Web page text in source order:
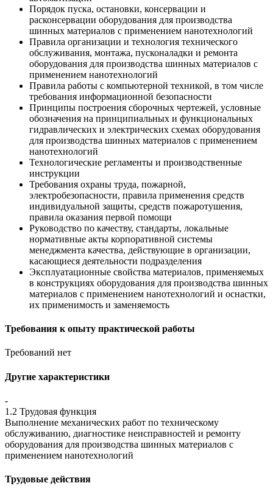
Порядок пуска, остановки, консервации и
расконсервации оборудования для производства
шинных материалов с применением нанотехнологий
Правила организации и технология технического
обслуживания, монтажа, пусконаладки и ремонта
оборудования для производства шинных материалов с
применением нанотехнологий
Правила работы с компьютерной техникой, в том числе
требования информационной безопасности
Принципы построения сборочных чертежей, условные
обозначения на принципиальных и функциональных
гидравлических и электрических схемах оборудования
для производства шинных материалов с применением
нанотехнологий
Технологические регламенты и производственные
инструкции
Требования охраны труда, пожарной,
электробезопасности, правила применения средств
индивидуальной защиты, средств пожаротушения,
правила оказания первой помощи
Руководство по качеству, стандарты, локальные
нормативные акты корпоративной системы
менеджмента качества, действующие в организации,
касающиеся деятельности подразделения
Эксплуатационные свойства материалов, применяемых
в конструкциях оборудования для производства шинных
материалов с применением нанотехнологий и оснастки,
их применимость и заменяемость
Требования к опыту практической работы
Требований нет
Другие характеристики
-
1.2 Трудовая функция
Выполнение механических работ по техническому
обслуживанию, диагностике неисправностей и ремонту
оборудования для производства шинных материалов с
применением нанотехнологий
Трудовые действия